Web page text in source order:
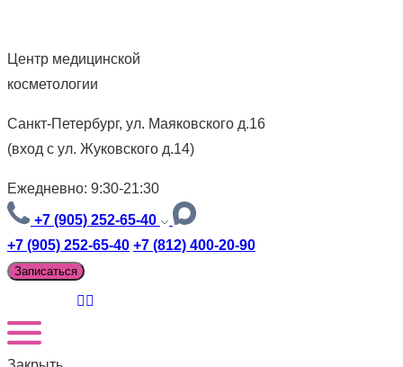
Центр медицинской
косметологии
Санкт-Петербург, ул. Маяковского д.16
(вход с ул. Жуковского д.14)
Ежедневно: 9:30-21:30
+7 (905) 252-65-40
+7 (905) 252-65-40 +7 (812) 400-20-90
Записаться